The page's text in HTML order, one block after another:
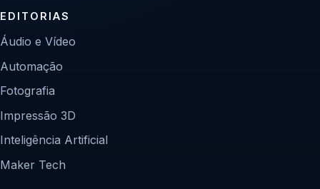
EDITORIAS
Áudio e Vídeo
Automação
Fotografia
Impressão 3D
Inteligência Artificial
Maker Tech